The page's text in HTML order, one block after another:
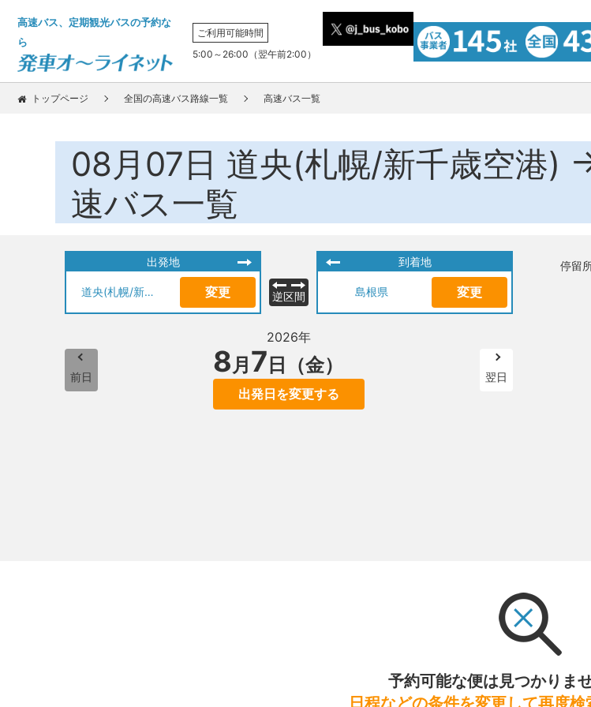
高速バス、定期観光バスの予約な
ら
ご利用可能時間
5:00～26:00（翌午前2:00）
トップページ 全国の高速バス路線一覧 高速バス一覧
08月07日 道央(札幌/新千歳空港)
速バス一覧
出発地
道央(札幌/新千歳空港) 変更 逆区間
到着地
島根県 変更
前日
2026年
8月 7 日（金）
出発日を変更する
翌日
停留
予約可能な便は見つかりま
日程などの条件を変更して再度検